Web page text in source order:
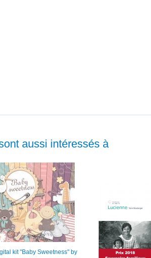
aussi intéressés à
kit "Baby Sweetness" by